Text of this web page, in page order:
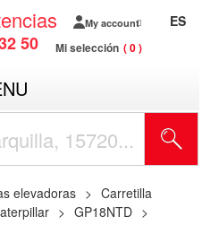
50
My account
Mi selección 0
ES
elevadoras
Carretilla
GP18NTD